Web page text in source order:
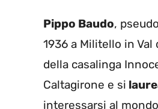
Pippo Baudo,
1936 a Militello in
della casalinga
Caltagirone e si
interessarsi al